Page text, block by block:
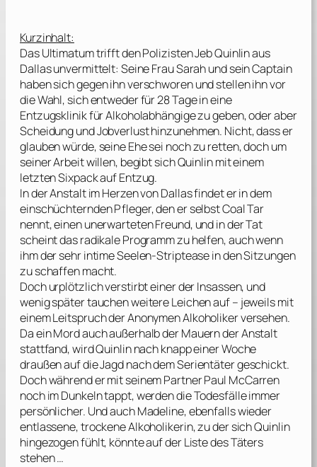
Kurzinhalt:
Das Ultimatum trifft den Polizisten Jeb Quinlin aus
Dallas unvermittelt: Seine Frau Sarah und sein Captain
haben sich gegen ihn verschworen und stellen ihn vor
die Wahl, sich entweder für 28 Tage in eine
Entzugsklinik für Alkoholabhängige zu geben, oder aber
Scheidung und Jobverlust hinzunehmen. Nicht, dass er
glauben würde, seine Ehe sei noch zu retten, doch um
seiner Arbeit willen, begibt sich Quinlin mit einem
letzten Sixpack auf Entzug.
In der Anstalt im Herzen von Dallas findet er in dem
einschüchternden Pfleger, den er selbst Coal Tar
nennt, einen unerwarteten Freund, und in der Tat
scheint das radikale Programm zu helfen, auch wenn
ihm der sehr intime Seelen-Striptease in den Sitzungen
zu schaffen macht.
Doch urplötzlich verstirbt einer der Insassen, und
wenig später tauchen weitere Leichen auf – jeweils mit
einem Leitspruch der Anonymen Alkoholiker versehen.
Da ein Mord auch außerhalb der Mauern der Anstalt
stattfand, wird Quinlin nach knapp einer Woche
draußen auf die Jagd nach dem Serientäter geschickt.
Doch während er mit seinem Partner Paul McCarren
noch im Dunkeln tappt, werden die Todesfälle immer
persönlicher. Und auch Madeline, ebenfalls wieder
entlassene, trockene Alkoholikerin, zu der sich Quinlin
hingezogen fühlt, könnte auf der Liste des Täters
stehen …